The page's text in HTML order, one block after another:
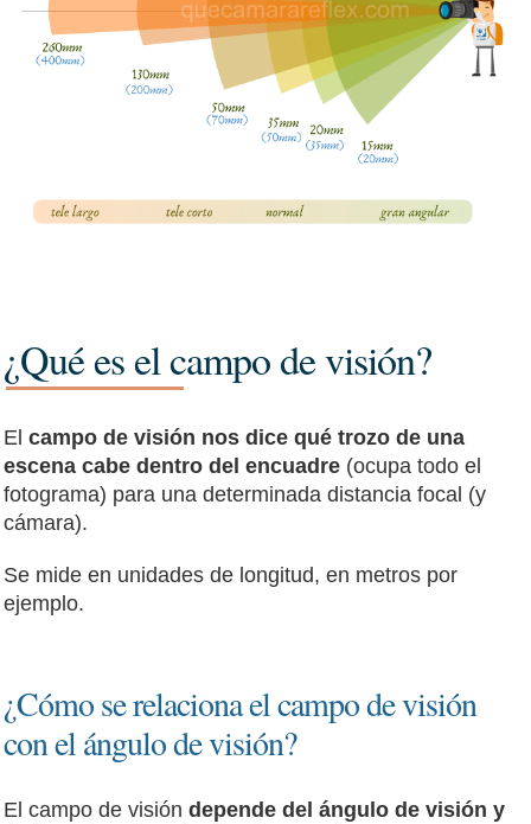
¿Qué es el campo de visión?
Elcampo de visión nos dice qué trozo de una
escena cabe dentro del encuadre (ocupa todo el
fotograma) para una determinada distancia focal (y
cámara).
Se mide en unidades de longitud, en metros por
ejemplo.
¿Cómo se relaciona el campo de visión
con el ángulo de visión?
El campo de visióndepende del ángulo de visión y